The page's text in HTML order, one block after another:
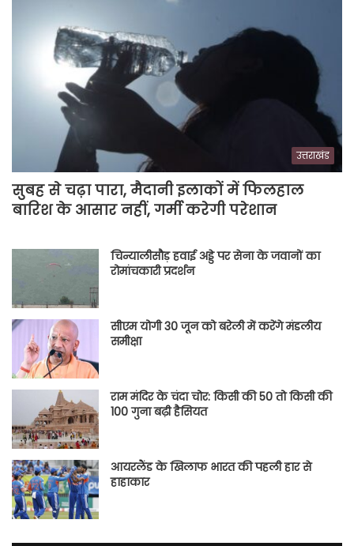
उत्तराखंड
सुबह से चढ़ा पारा, मैदानी इलाकों में फिलहाल
बारिश के आसार नहीं, गर्मी करेगी परेशान
चिन्यालीसौड़ हवाई अड्डे पर सेना के जवानों का
रोमांचकारी प्रदर्शन
सीएम योगी 30 जून को बरेली में करेंगे मंडलीय
समीक्षा
राम मंदिर के चंदा चोर: किसी की 50 तो किसी की
100 गुना बढ़ी हैसियत
आयरलैंड के खिलाफ भारत की पहली हार से
हाहाकार